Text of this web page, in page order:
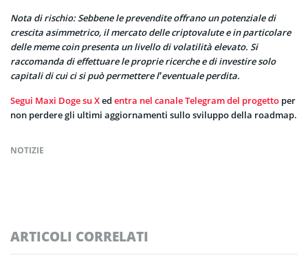
Nota di rischio: Sebbene le prevendite offrano un potenziale di
crescita asimmetrico, il mercato delle criptovalute e in particolare
delle meme coin presenta un livello di volatilità elevato. Si
raccomanda di effettuare le proprie ricerche e di investire solo
capitali di cui ci si può permettere l’eventuale perdita.
Segui Maxi Doge su Xed entra nel canale Telegram del progetto per
non perdere gli ultimi aggiornamenti sullo sviluppo della roadmap.
NOTIZIE
ARTICOLI CORRELATI